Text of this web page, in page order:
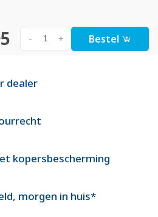
+
- Bestel
dealer
kopersbescherming
morgen in huis*